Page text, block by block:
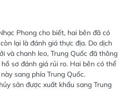
Phong cho biết, hai bên đã có
lại là đánh giá thực địa. Do dịch
và chanh leo, Trung Quốc đã thông
sơ đánh giá rủi ro. Hai bên có thể
sang phía Trung Quốc.
sản được xuất khẩu sang Trung